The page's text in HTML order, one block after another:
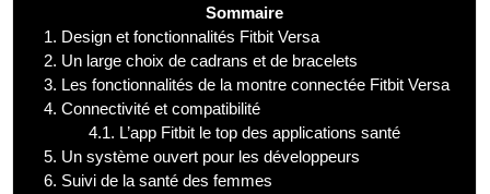
Sommaire
1. Design et fonctionnalités Fitbit Versa
2. Un large choix de cadrans et de bracelets
3. Les fonctionnalités de la montre connectée Fitbit Versa
4. Connectivité et compatibilité
4.1. L’app Fitbit le top des applications santé
5. Un système ouvert pour les développeurs
6. Suivi de la santé des femmes